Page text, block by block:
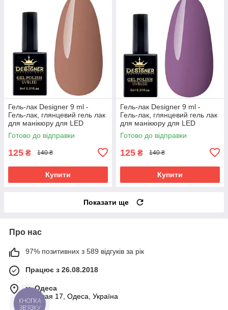
Гель-лак Designer 9 ml -
Гель-лак, глянцевий гель лак
для манікюру для LED
лампи, лак Дизайнер
Готово до відправки
125 ₴ 140 ₴
Купити
Гель-лак Designer 9 ml -
Гель-лак, глянцевий гель лак
для манікюру для LED
лампи, лак Дизайнер
Готово до відправки
125 ₴ 140 ₴
Купити
Показати ще
Про нас
97% позитивних з 589 відгуків за рік
Працює з 26.08.2018
м. Одеса
Базовая 17, Одеса, Україна
КНОПКА
ЗВ'ЯЗКУ